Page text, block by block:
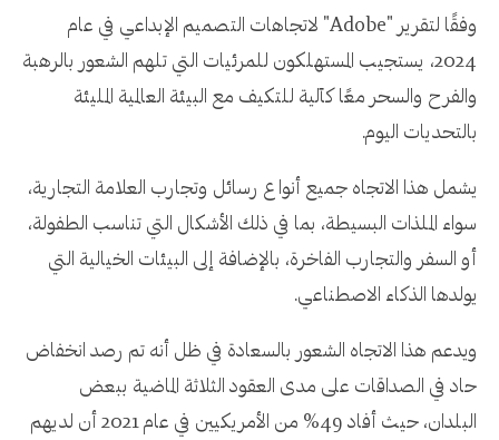
وفقًا لتقرير "Adobe" لاتجاهات التصميم الإبداعي في عام
2024، يستجيب المستهلكون للمرئيات التي تلهم الشعور بالرهبة
والفرح والسحر معًا كآلية للتكيف مع البيئة العالمية المليئة
بالتحديات اليوم.
يشمل هذا الاتجاه جميع أنواع رسائل وتجارب العلامة التجارية،
سواء الملذات البسيطة، بما في ذلك الأشكال التي تناسب الطفولة،
أو السفر والتجارب الفاخرة، بالإضافة إلى البيئات الخيالية التي
يولدها الذكاء الاصطناعي.
ويدعم هذا الاتجاه الشعور بالسعادة في ظل أنه تم رصد انخفاض
حاد في الصداقات على مدى العقود الثلاثة الماضية ببعض
البلدان، حيث أفاد 49% من الأمريكيين في عام 2021 أن لديهم